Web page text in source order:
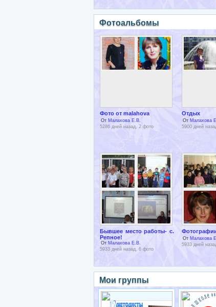
Фотоальбомы
Фото от malahova
От Малахова Е.В.
5286 дней назад, 2 фото
Отдых
От Малахова
5900 дней
Бывшее место работы- с.
Репное!
От Малахова Е.В.
5933 дней назад, 6 фото
От Малахова
5933 дней
Мои группы